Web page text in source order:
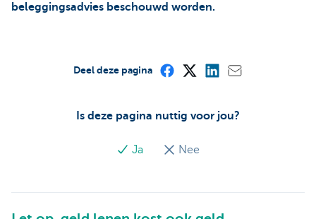
beleggingsadvies beschouwd worden.
Is deze pagina nuttig voor jou?
Ja Nee
Deel deze pagina